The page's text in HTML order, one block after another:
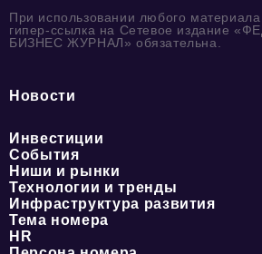
При использовании любого материала
гипер-ссылка на Сетевое издание
БИЗНЕС ЖУРНАЛ» обязательна.
Новости
Инвестиции
События
Ниши и рынки
Технологии и тренды
Инфраструктура развития
Тема номера
HR